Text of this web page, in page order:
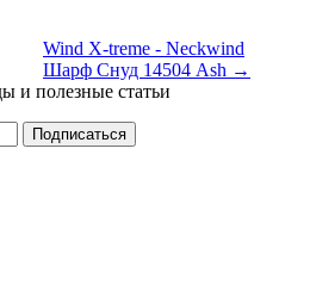
Wind X-treme - Neckwind
Шарф Снуд 14504 Ash →
и полезные статьи